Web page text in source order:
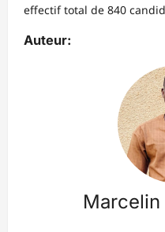
effectif total de 840
Auteur:
Marcelin